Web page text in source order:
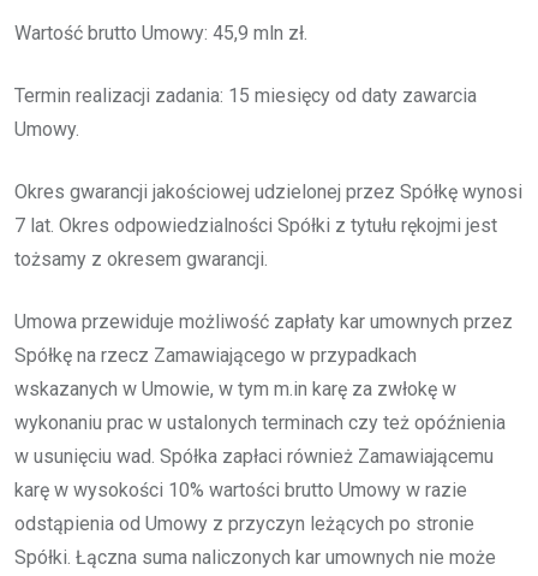
Wartość brutto Umowy: 45,9 mln zł.
Termin realizacji zadania: 15 miesięcy od daty zawarcia
Umowy.
Okres gwarancji jakościowej udzielonej przez Spółkę wynosi
7 lat. Okres odpowiedzialności Spółki z tytułu rękojmi jest
tożsamy z okresem gwarancji.
Umowa przewiduje możliwość zapłaty kar umownych przez
Spółkę na rzecz Zamawiającego w przypadkach
wskazanych w Umowie, w tym m.in karę za zwłokę w
wykonaniu prac w ustalonych terminach czy też opóźnienia
w usunięciu wad. Spółka zapłaci również Zamawiającemu
karę w wysokości 10% wartości brutto Umowy w razie
odstąpienia od Umowy z przyczyn leżących po stronie
Spółki. Łączna suma naliczonych kar umownych nie może